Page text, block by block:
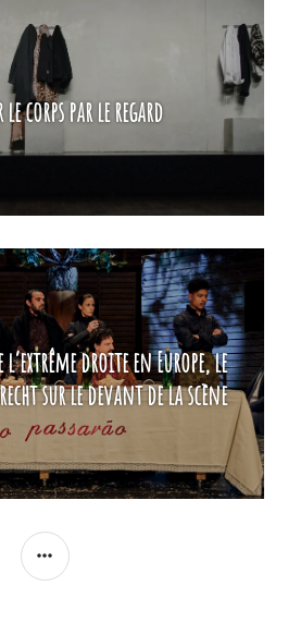
corps par le regard
l’extrême droite en Europe, le
sur le devant de la scène
COLONNE